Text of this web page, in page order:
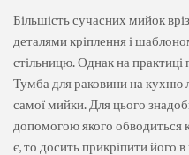
Більшість сучасних мийок
деталями кріплення і
стільницю. Однак на
Тумба для раковини на кухню
самої мийки. Для цього
допомогою якого обводиться
є, то досить прикріпити його